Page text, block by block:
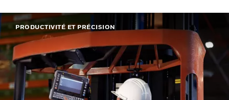
PRODUCTIVITÉ ET PRÉCISION